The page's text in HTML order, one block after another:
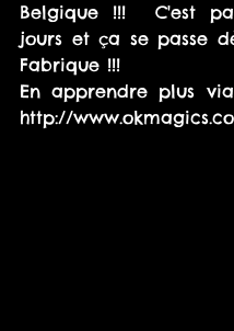
Belgique !!!  C'est
jours et ça se passe
Fabrique !!!
En apprendre plus
http://